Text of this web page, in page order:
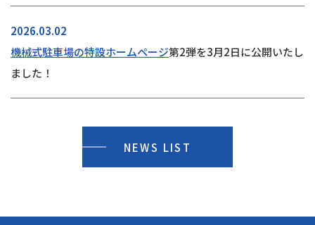
2026.03.02
機械式駐車場の特設ホームページ第2弾を3月2日に公開いたし
ました！
NEWS LIST